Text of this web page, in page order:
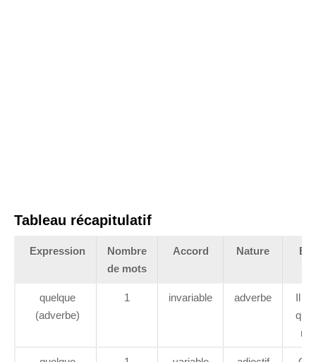
Tableau récapitulatif
Expression
Nombre
de mots
Accord Nature
quelque
(adverbe)
1 invariable adverbe
Il a